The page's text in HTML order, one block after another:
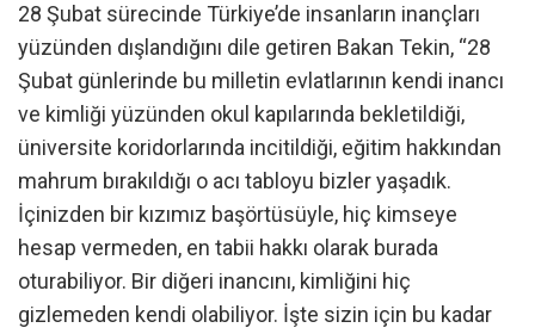
28 Şubat sürecinde Türkiye’de insanların inançları
yüzünden dışlandığını dile getiren Bakan Tekin, “28
Şubat günlerinde bu milletin evlatlarının kendi inancı
ve kimliği yüzünden okul kapılarında bekletildiği,
üniversite koridorlarında incitildiği, eğitim hakkından
mahrum bırakıldığı o acı tabloyu bizler yaşadık.
İçinizden bir kızımız başörtüsüyle, hiç kimseye
hesap vermeden, en tabii hakkı olarak burada
oturabiliyor. Bir diğeri inancını, kimliğini hiç
gizlemeden kendi olabiliyor. İşte sizin için bu kadar